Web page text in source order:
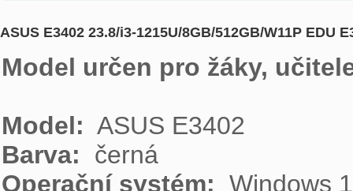
ASUS E3402 23.8/i3-1215U/8GB/512GB/W11P EDU
Model určen pro žáky,
Model:
Barva:
Operační systém: